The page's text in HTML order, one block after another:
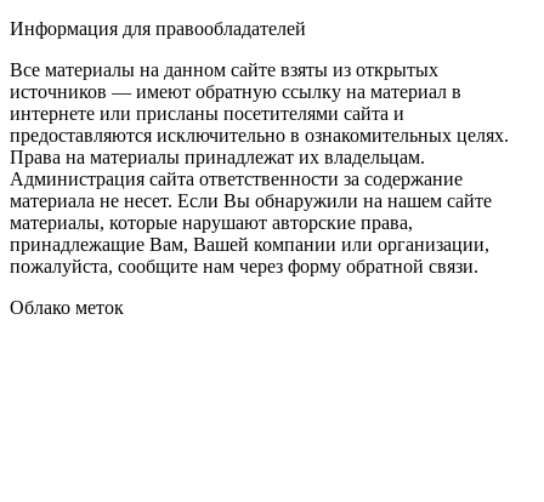
Информация для правообладателей
Все материалы на данном сайте взяты из открытых
источников — имеют обратную ссылку на материал в
интернете или присланы посетителями сайта и
предоставляются исключительно в ознакомительных целях.
Права на материалы принадлежат их владельцам.
Администрация сайта ответственности за содержание
материала не несет. Если Вы обнаружили на нашем сайте
материалы, которые нарушают авторские права,
принадлежащие Вам, Вашей компании или организации,
пожалуйста, сообщите нам через форму обратной связи.
Облако меток